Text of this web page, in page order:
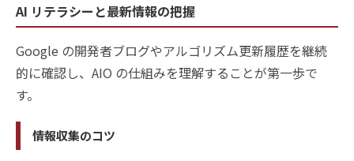
AI リテラシーと最新情報の把握
Google の開発者ブログやアルゴリズム更新履歴を継続
的に確認し、AIO の仕組みを理解することが第一歩で
す。
情報収集のコツ